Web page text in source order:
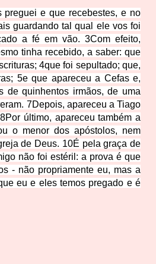
preguei e que recebestes, e no
guardando tal qual ele vos foi
a fé em vão.3Com efeito,
tinha recebido, a saber: que
4que foi sepultado; que,
5e que apareceu a Cefas e,
de quinhentos irmãos, de uma
7Depois, apareceu a Tiago
8Por último, apareceu também a
o menor dos apóstolos, nem
de Deus. 10É pela graça de
não foi estéril: a prova é que
- não propriamente eu, mas a
eu e eles temos pregado e é